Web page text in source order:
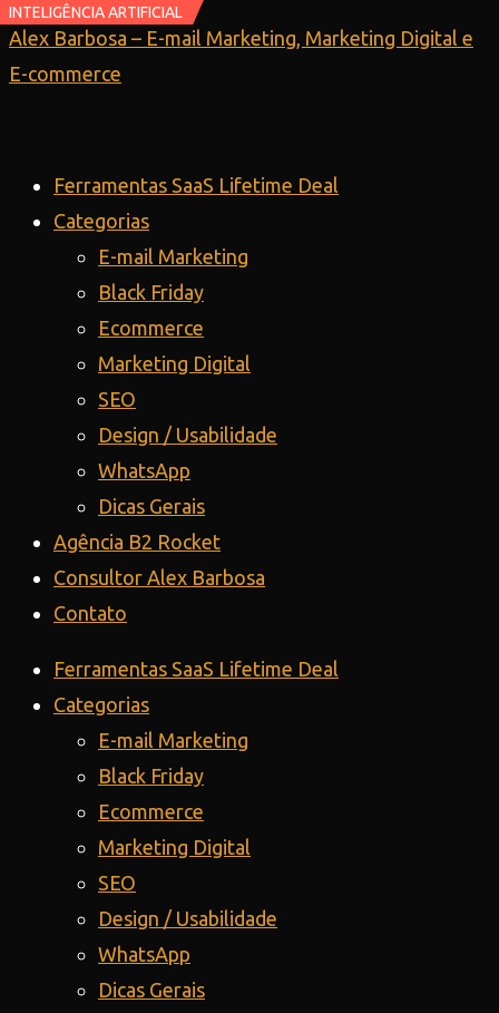
Ir
para
Alex Barbosa – E-mail Marketing, Marketing Digital e
E-commerce
Ferramentas SaaS Lifetime Deal
Categorias
E-mail Marketing
Black Friday
Ecommerce
Marketing Digital
SEO
Design / Usabilidade
WhatsApp
Dicas Gerais
Agência B2 Rocket
Consultor Alex Barbosa
Contato
Ferramentas SaaS Lifetime Deal
Categorias
E-mail Marketing
Black Friday
Ecommerce
Marketing Digital
SEO
Design / Usabilidade
WhatsApp
Dicas Gerais
INTELIGÊNCIA ARTIFICIAL
INTELIGÊNCIA ARTIFICIAL